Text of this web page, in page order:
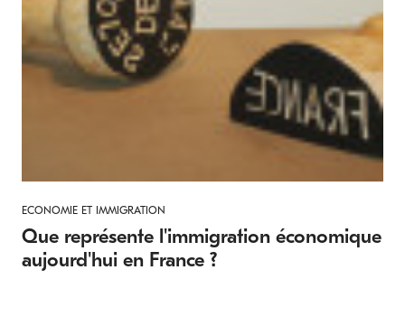
ECONOMIE ET IMMIGRATION
Que représente l'immigration économique
aujourd'hui en France ?